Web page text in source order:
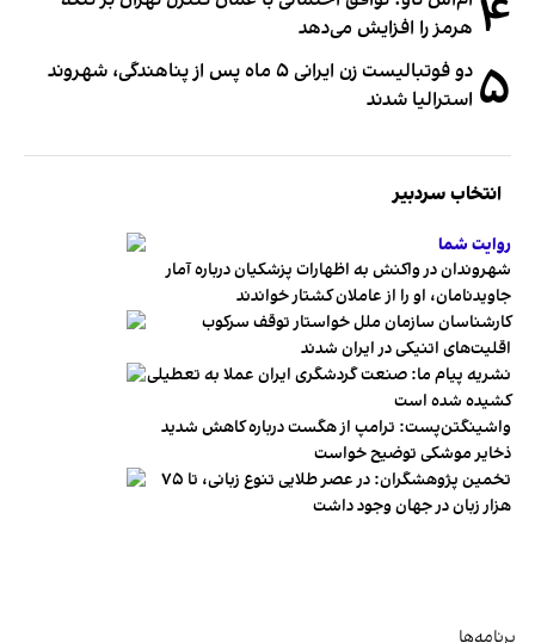
۴ هرمز را افزایش می‌دهد
۵
دو فوتبالیست زن ایرانی ۵ ماه پس از پناهندگی، شهروند
استرالیا شدند
انتخاب سردبیر
روایت شما
شهروندان در واکنش به اظهارات پزشکیان درباره آمار
جاویدنامان، او را از عاملان کشتار خواندند
کارشناسان سازمان ملل خواستار توقف سرکوب
اقلیت‌های اتنیکی در ایران شدند
نشریه پیام ما: صنعت گردشگری ایران عملا به تعطیلی
کشیده شده است
واشینگتن‌پست: ترامپ از هگست درباره کاهش شدید
ذخایر موشکی توضیح خواست
تخمین پژوهشگران: در عصر طلایی تنوع زبانی، تا ۷۵
هزار زبان در جهان وجود داشت
برنامه‌ها